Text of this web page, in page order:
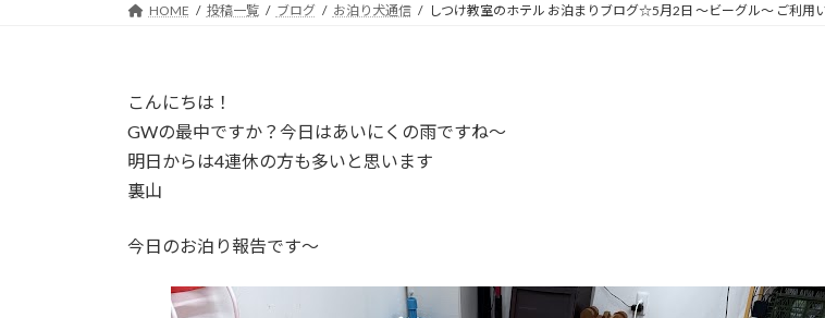
日
HOME 投稿一覧 ブログ お泊り犬通信 しつけ教室のホテル お泊まりブログ☆5月2日 ～ビーグル～ ご利用
こんにちは！
GWの最中ですか？今日はあいにくの雨ですね～
明日からは4連休の方も多いと思います
裏山
今日のお泊り報告です～